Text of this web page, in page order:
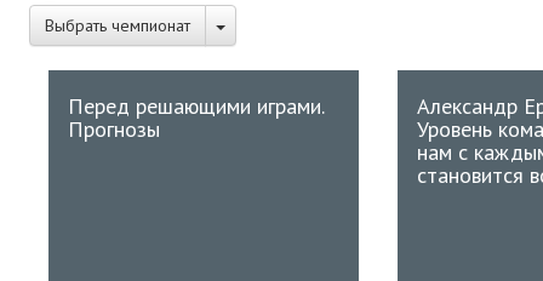
Выбрать чемпионат
Перед решающими играми.
Прогнозы
Александр
Уровень
нам с
становится